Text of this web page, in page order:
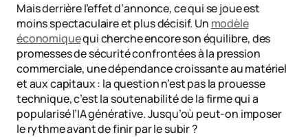
Mais derrière l’effet d’annonce, ce qui se joue est
moins spectaculaire et plus décisif. Un modèle
économiquequi cherche encore son équilibre, des
promesses de sécurité confrontées à la pression
commerciale, une dépendance croissante au matériel
et aux capitaux : la question n’est pas la prouesse
technique, c’est la soutenabilité de la firme qui a
popularisé l’IA générative. Jusqu’où peut-on imposer
le rythme avant de finir par le subir ?